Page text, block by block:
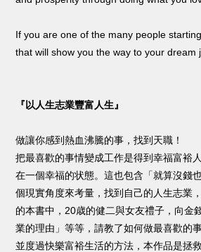
If you are one of the many people
that will show you the way to your dream
『以人生志業豐富人生』
做讓你感到熱血沸騰的事，找到天職！
把最喜歡的事情變成工作是得到幸福富裕
在一個幸福的状態。這也包含「就算沒錢
個現實角度來考量，找到自己的人生志業
的本書中，20歳的健二與女友禮子，向金
業的理由」等等，請教了如何做最喜歡的
並度過快樂富裕生活的方法，本作品是拯